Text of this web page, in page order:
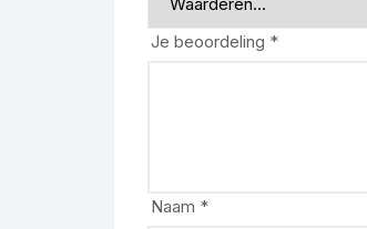
Je beoordeling *
Naam *